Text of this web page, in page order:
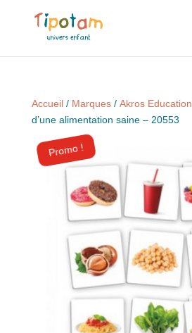
Accueil/ Marques/ Akros Education
d’une alimentation saine – 20553
Promo !